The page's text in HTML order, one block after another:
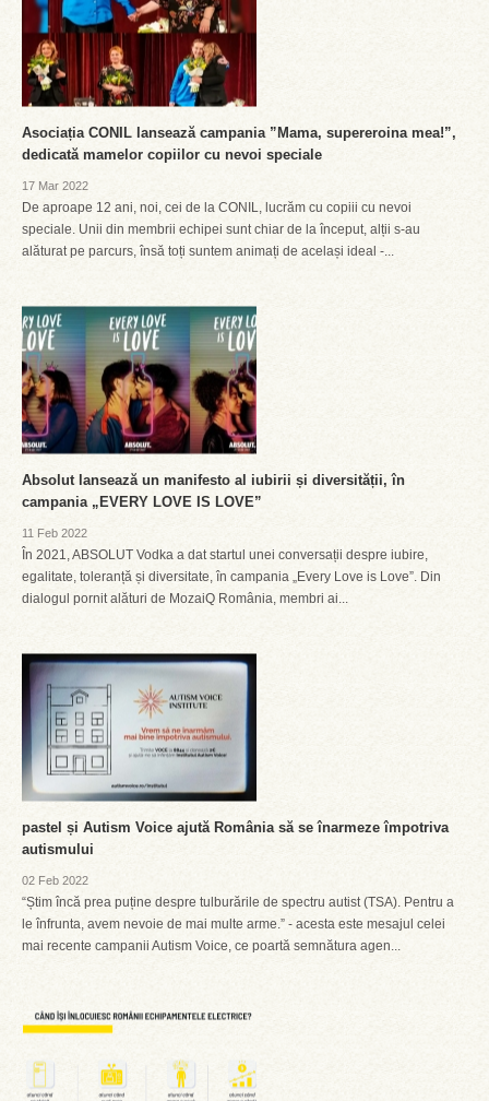
Asociația CONIL lansează campania ”Mama, supereroina mea!”,
dedicată mamelor copiilor cu nevoi speciale
17 Mar 2022
De aproape 12 ani, noi, cei de la CONIL, lucrăm cu copiii cu nevoi
speciale. Unii din membrii echipei sunt chiar de la început, alții s-au
alăturat pe parcurs, însă toți suntem animați de același ideal -...
Absolut lansează un manifesto al iubirii și diversității, în
campania „EVERY LOVE IS LOVE”
11 Feb 2022
În 2021, ABSOLUT Vodka a dat startul unei conversații despre iubire,
egalitate, toleranță și diversitate, în campania „Every Love is Love”. Din
dialogul pornit alături de MozaiQ România, membri ai...
pastel și Autism Voice ajută România să se înarmeze împotriva
autismului
02 Feb 2022
“Știm încă prea puține despre tulburările de spectru autist (TSA). Pentru a
le înfrunta, avem nevoie de mai multe arme.” - acesta este mesajul celei
mai recente campanii Autism Voice, ce poartă semnătura agen...